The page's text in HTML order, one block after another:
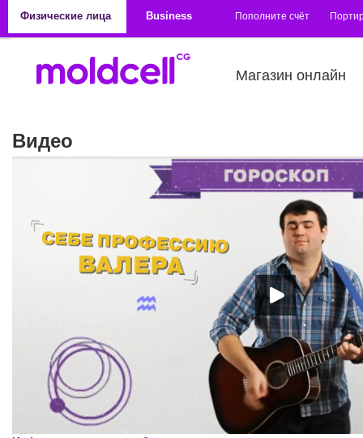
Физические лица
Business Пополните счёт
Магазин онлайн
Видео
00:00